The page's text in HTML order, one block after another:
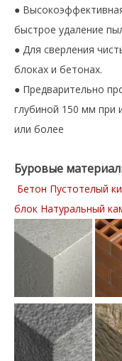
●
быстрое удаление
● Для сверления
блоках и бетонах.
● Предварительно
глубиной 150 мм при
или более
Буровые
Бетон Пустотелый
блок Натуральный